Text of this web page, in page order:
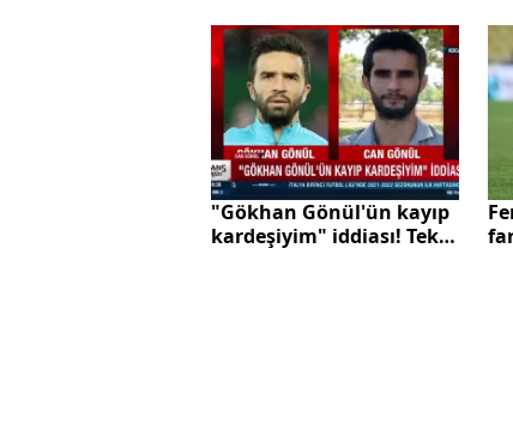
Rossi Max Meyer Berisha
Min-Jae Kim
"Gökhan Gönül'ün kayıp
kardeşiyim" iddiası! Tek